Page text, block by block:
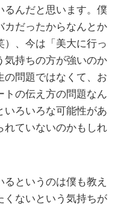
るんだと思います。僕
カだったからなんとか
）、今は「美大に行っ
気持ちの方が強いのか
の問題ではなくて、お
トの伝え方の問題なん
いろいろな可能性があ
れていないのかもしれ
というのは僕も教え
くないという気持ちが